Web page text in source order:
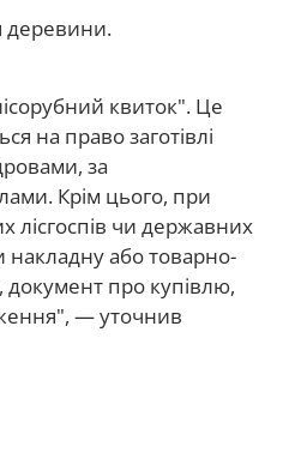
деревини.
квиток". Це
на право заготівлі
за
Крім цього, при
лісгоспів чи державних
накладну або товарно-
документ про купівлю,
— уточнив